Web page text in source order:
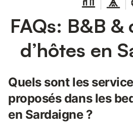
FAQs: B&B
d’hôtes en
Quels sont les
proposés dans les
en Sardaigne ?